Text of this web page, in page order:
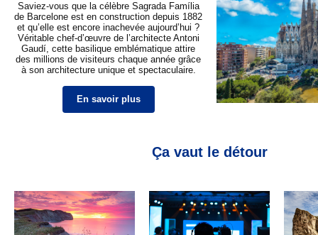
Saviez-vous que la célèbre Sagrada Família
de Barcelone est en construction depuis 1882
et qu’elle est encore inachevée aujourd’hui ?
Véritable chef-d’œuvre de l’architecte Antoni
Gaudí, cette basilique emblématique attire
des millions de visiteurs chaque année grâce
à son architecture unique et spectaculaire.
En savoir plus
Ça vaut le détour